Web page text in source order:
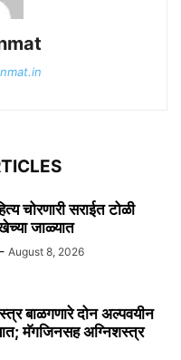
चोरणारी सराईत टोळी
जाळ्यात
- August 8, 2026
बाळगणारे दोन अल्पवयीन
मॅगजिनसह अग्निशस्त्र